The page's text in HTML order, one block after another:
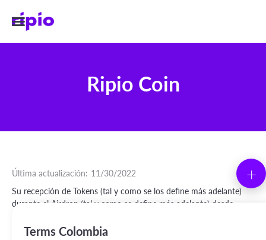
Ripio Coin
Terms Colombia
+
Última actualización: 11/30/2022
Su recepción de Tokens (tal y como se los define más adelante)
durante el Airdrop (tal y como se define más adelante) desde
("Compañía", "nosotros" o "nos"), así como su tenencia y uso de